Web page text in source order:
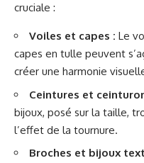
cruciale :
Voiles et capes : Le
capes en tulle peuvent
créer une harmonie
Ceintures et
bijoux, posé sur la taille,
l’effet de la tournure.
Broches et bijoux